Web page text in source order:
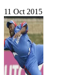
11 Oct 2015